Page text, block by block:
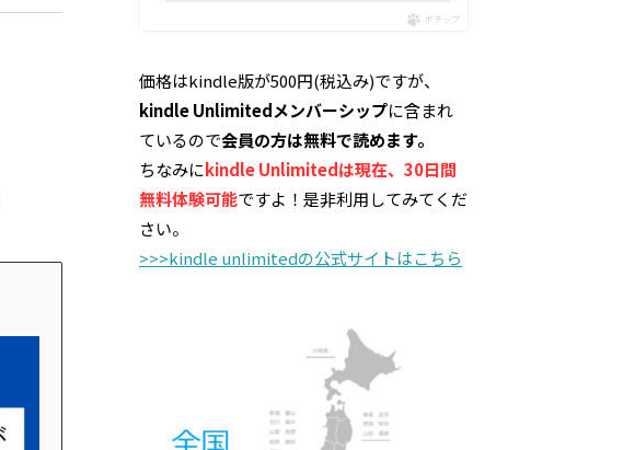
ポチップ
価格はkindle版が500円(税込み)ですが、
kindle Unlimitedメンバーシップに含まれ
ているので会員の方は無料で読めます。
ちなみにkindle Unlimitedは現在、30日間
無料体験可能ですよ！是非利用してみてくだ
さい。
>>>kindle unlimitedの公式サイトはこちら